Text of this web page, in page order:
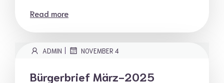
Read more
ADMIN | NOVEMBER 4
Bürgerbrief März-2025